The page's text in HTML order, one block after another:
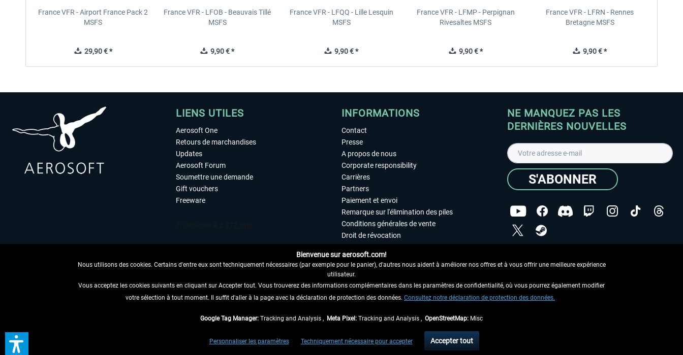
France VFR - Airport France Pack 2
MSFS
29,90 € *
France VFR - LFOB - Beauvais Tillé
MSFS
9,90 € *
France VFR - LFQQ - Lille Lesquin
MSFS
9,90 € *
France VFR - LFMP - Perpignan
Rivesaltes MSFS
9,90 € *
France VFR - LFRN - Rennes
Bretagne MSFS
9,90 € *
LIENS UTILES
Aerosoft One
Retours de marchandises
Updates
Aerosoft Forum
Soumettre une demande
Gift vouchers
Freeware
RENONCER AU CONTRAT ICI
INFORMATIONS
Contact
Presse
A propos de nous
Corporate responsibility
Carrières
Partners
Paiement et envoi
Remarque sur l'élimination des piles
Conditions générales de vente
Droit de révocation
Accessibilité
Mentions légales
NE MANQUEZ PAS LES
DERNIÈRES NOUVELLES
S'ABONNER
Copyright © Aerosoft GmbH - Tous droits réservés
et, le cas échéant, frais de remboursement, si aucune description contraire.
** S'applique aux envois vers l'Allemagne. Pour les autres pays, veuillez consulter les
informations d'expédition
Bienvenue sur aerosoft.com!
Nous utilisons des cookies. Certains d'entre eux sont techniquement nécessaires (par exemple pour le panier), d'autres nous aident à améliorer nos offres et à vous offrir une meilleure expérience
utilisateur.
Vous acceptez les cookies suivants en cliquant sur Accepter tout. Vous trouverez des informations complémentaires dans les paramètres de confidentialité, où vous pourrez également modifier
votre sélection à tout moment. Il suffit d'aller à la page avec la déclaration de protection des données. Consultez notre déclaration de protection des données.
Google Tag Manager: Tracking and Analysis , Meta Pixel: Tracking and Analysis , OpenStreetMap: Misc
Personnaliser les paramètres Techniquement nécessaire pour accepter Accepter tout